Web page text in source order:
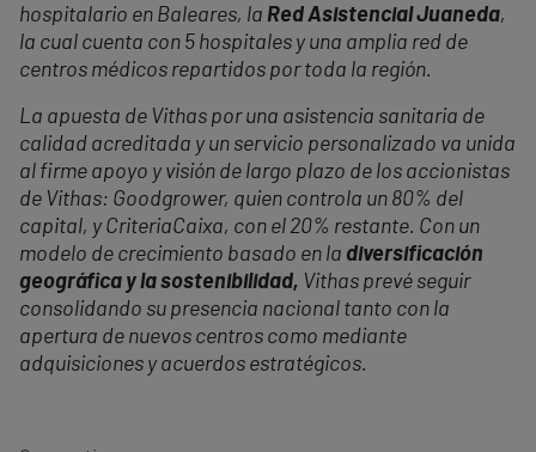
hospitalario en Baleares, la Red Asistencial Juaneda,
la cual cuenta con 5 hospitales y una amplia red de
centros médicos repartidos por toda la región.
La apuesta de Vithas por una asistencia sanitaria de
calidad acreditada y un servicio personalizado va unida
al firme apoyo y visión de largo plazo de los accionistas
de Vithas: Goodgrower, quien controla un 80% del
capital, y CriteriaCaixa, con el 20% restante. Con un
modelo de crecimiento basado en la diversificación
geográfica y la sostenibilidad, Vithas prevé seguir
consolidando su presencia nacional tanto con la
apertura de nuevos centros como mediante
adquisiciones y acuerdos estratégicos.